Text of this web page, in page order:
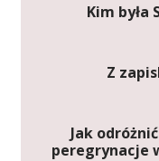
Kim była
Z
Jak
peregrynacje